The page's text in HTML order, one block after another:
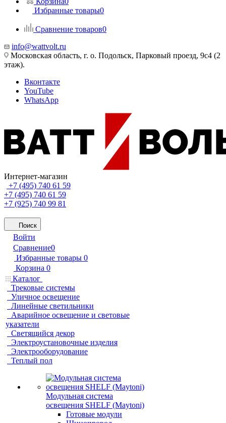
Избранные товары0
Сравнение товаров0
info@wattvolt.ru
Московская область, г. о. Подольск, Парковый проезд, 9с4 (2
этаж).
Вконтакте
YouTube
WhatsApp
Интернет-магазин
+7 (495) 740 61 59
+7 (495) 740 61 59
+7 (925) 740 99 81
Поиск
Войти
Сравнение0
Избранные товары 0
Корзина 0
Каталог
Трековые системы
Уличное освещение
Линейные светильники
Аварийное освещение и световые
указатели
Светящийся декор
Электроустановочные изделия
Электрооборудование
Теплый пол
Модульная система
освещения SHELF (Maytoni)
Готовые модули